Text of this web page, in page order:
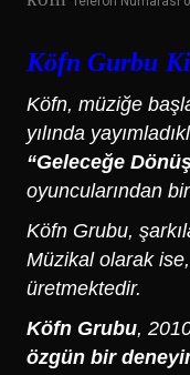
Köfn Gurbu
Köfn, müziğe
yılında
“Geleceğe
oyuncularından
Köfn Grubu,
Müzikal olarak ise,
üretmektedir.
Köfn Grubu,
özgün bir